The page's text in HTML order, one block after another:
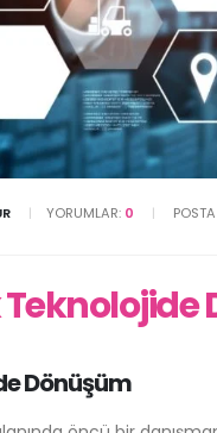
YORUMLAR: 0
Dönüşüm